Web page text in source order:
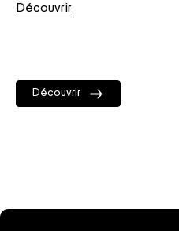
Découvrir
Découvrir